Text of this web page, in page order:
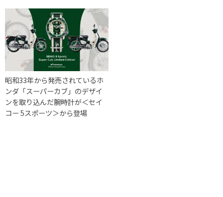
昭和33年から発売されているホ
ンダ「スーパーカブ」のデザイ
ンを取り込んだ腕時計が＜セイ
コー 5スポーツ＞から登場